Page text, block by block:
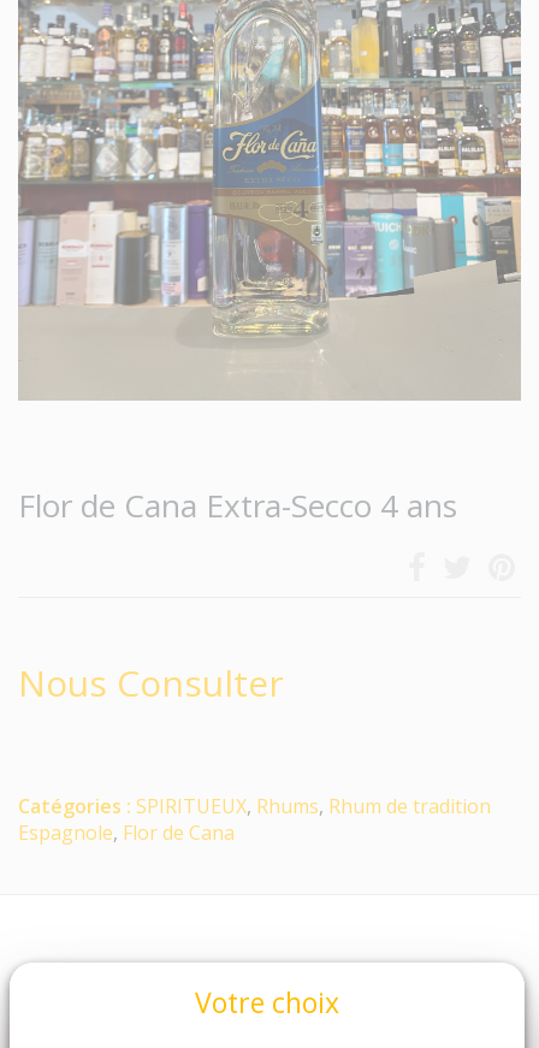
Flor de Cana Extra-Secco 4 ans
Nous Consulter
Catégories : SPIRITUEUX, Rhums, Rhum de tradition
Espagnole, Flor de Cana
Votre choix